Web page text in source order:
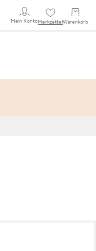
Mein KontoMerkzettel Warenkorb